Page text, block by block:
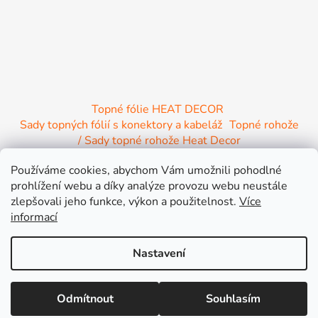
Používáme cookies, abychom Vám umožnili pohodlné
prohlížení webu a díky analýze provozu webu neustále
zlepšovali jeho funkce, výkon a použitelnost. Více
informací
Nastavení
Odmítnout Souhlasím
Lepší cena jinde nebo větší objednávka? Připravíme Vám výhodnou
Topné fólie HEAT DECOR
Sady topných fólií s konektory a kabeláž Topné rohože
/ Sady topné rohože Heat Decor
/ Instalační materiál / Topné Infrapanely
/ Relaxační lehátko NIRE s Infra ohřevem
Vytvořil Shoptet
Copyright 2026INFRA HEAT s.r.o.. Všechna práva